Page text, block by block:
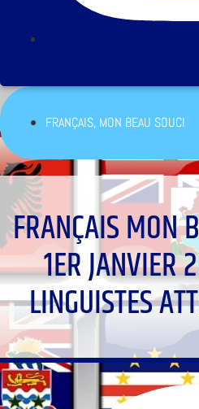
FRANÇAIS, MON BEAU SOUCI
FRANÇAIS MON
1ER JANVIER
LINGUISTES